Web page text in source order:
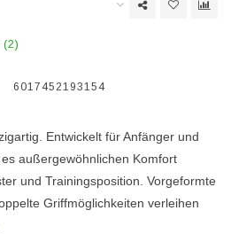
6017452193154
Entwickelt für Anfänger und
außergewöhnlichen Komfort
und Trainingsposition. Vorgeformte
Griffmöglichkeiten verleihen